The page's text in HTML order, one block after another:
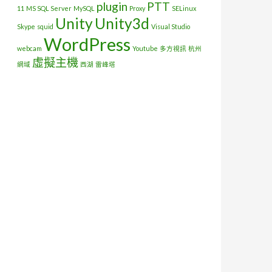
11 MS SQL Server MySQL plugin Proxy PTT SELinux
Skype squid UnityUnity3d Visual Studio
webcam WordPress Youtube 多方視訊 杭州
網域 虛擬主機 西湖 雷峰塔